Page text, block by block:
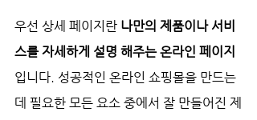
우선 상세 페이지란 나만의 제품이나 서비
스를 자세하게 설명 해주는 온라인 페이지
입니다. 성공적인 온라인 쇼핑몰을 만드는
데 필요한 모든 요소 중에서 잘 만들어진 제